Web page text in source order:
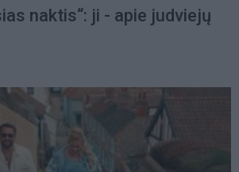
naktis“: ji - apie judviejų